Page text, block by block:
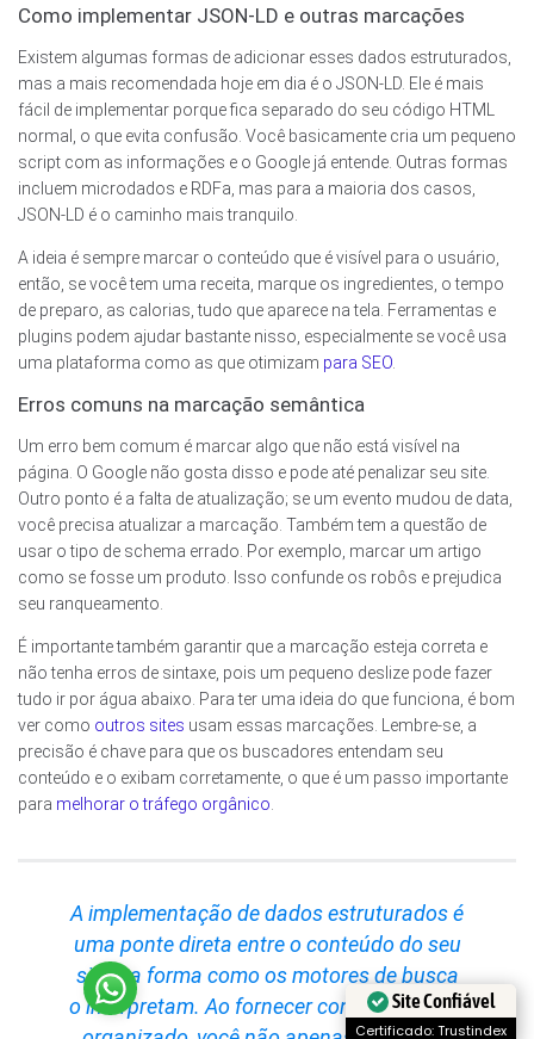
Como implementar JSON-LD e outras marcações
Existem algumas formas de adicionar esses dados estruturados,
mas a mais recomendada hoje em dia é o JSON-LD. Ele é mais
fácil de implementar porque fica separado do seu código HTML
normal, o que evita confusão. Você basicamente cria um pequeno
script com as informações e o Google já entende. Outras formas
incluem microdados e RDFa, mas para a maioria dos casos,
JSON-LD é o caminho mais tranquilo.
A ideia é sempre marcar o conteúdo que é visível para o usuário,
então, se você tem uma receita, marque os ingredientes, o tempo
de preparo, as calorias, tudo que aparece na tela. Ferramentas e
plugins podem ajudar bastante nisso, especialmente se você usa
uma plataforma como as que otimizam para SEO.
Erros comuns na marcação semântica
Um erro bem comum é marcar algo que não está visível na
página. O Google não gosta disso e pode até penalizar seu site.
Outro ponto é a falta de atualização; se um evento mudou de data,
você precisa atualizar a marcação. Também tem a questão de
usar o tipo de schema errado. Por exemplo, marcar um artigo
como se fosse um produto. Isso confunde os robôs e prejudica
seu ranqueamento.
É importante também garantir que a marcação esteja correta e
não tenha erros de sintaxe, pois um pequeno deslize pode fazer
tudo ir por água abaixo. Para ter uma ideia do que funciona, é bom
ver como outros sites usam essas marcações. Lembre-se, a
precisão é chave para que os buscadores entendam seu
conteúdo e o exibam corretamente, o que é um passo importante
para melhorar o tráfego orgânico.
A implementação de dados estruturados é
uma ponte direta entre o conteúdo do seu
site e a forma como os motores de busca
o interpretam. Ao fornecer contexto claro e
Site Confiável
Certificado: Trustindex